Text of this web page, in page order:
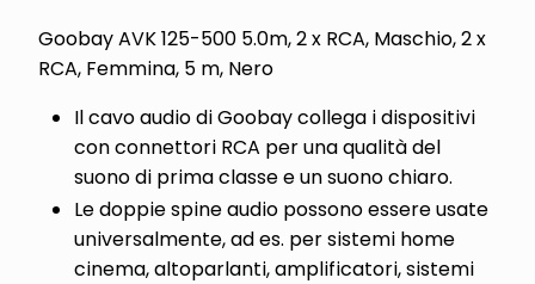
Goobay AVK 125-500 5.0m, 2 x RCA, Maschio, 2 x
RCA, Femmina, 5 m, Nero
Il cavo audio di Goobay collega i dispositivi
con connettori RCA per una qualità del
suono di prima classe e un suono chiaro.
Le doppie spine audio possono essere usate
universalmente, ad es. per sistemi home
cinema, altoparlanti, amplificatori, sistemi